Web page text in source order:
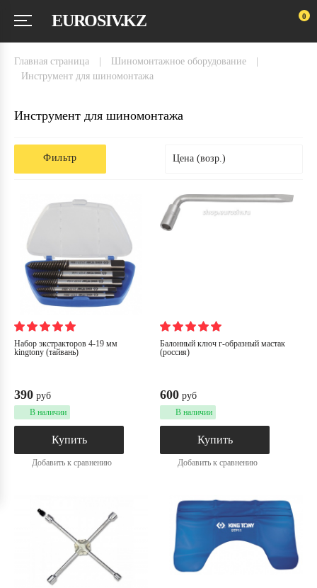
EUROSIV.KZ 0
главная страница шиномонтажное оборудование
инструмент для шиномонтажа
Инструмент для шиномонтажа
Фильтр Цена (возр.)
набор экстракторов 4-19 мм
kingtony (тайвань)
390 руб
В наличии
Купить
Добавить к сравнению
балонный ключ г-образный мастак
(россия)
600 руб
В наличии
Купить
Добавить к сравнению